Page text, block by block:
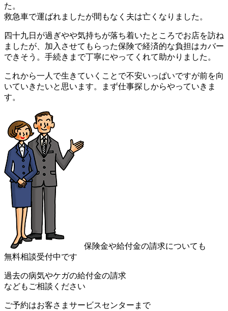
た。
救急車で運ばれましたが間もなく夫は亡くなりました。
四十九日が過ぎやや気持ちが落ち着いたところでお店を訪ね
ましたが、加入させてもらった保険で経済的な負担はカバー
できそう。手続きまで丁寧にやってくれて助かりました。
これから一人で生きていくことで不安いっぱいですが前を向
いていきたいと思います。まず仕事探しからやっていきま
す。
保険金や給付金の請求についても
無料相談受付中です
過去の病気やケガの給付金の請求
などもご相談ください
ご予約はお客さまサービスセンターまで